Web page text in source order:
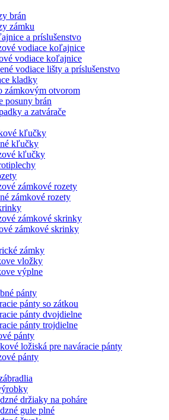
brán
zámku
a príslušenstvo
vodiace koľajnice
vodiace koľajnice
vodiace lišty a príslušenstvo
kladky
zámkovým otvorom
posuny brán
a zatvárače
kľučky
kľučky
kľučky
zámkové rozety
zámkové rozety
zámkové skrinky
zámkové skrinky
zámky
vložky
výplne
pánty
pánty so zátkou
pánty dvojdielne
pánty trojdielne
pánty
ložiská pre naváracie pánty
pánty
držiaky na poháre
gule plné